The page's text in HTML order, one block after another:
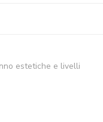
estetiche e livelli